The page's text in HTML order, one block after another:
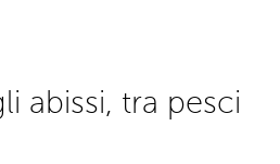
abissi, tra pesci